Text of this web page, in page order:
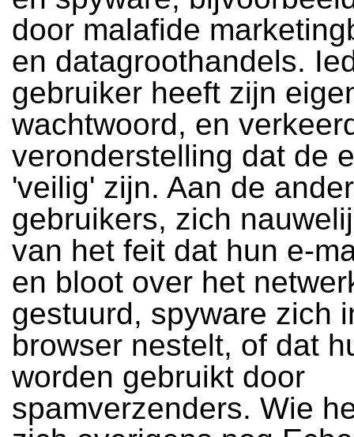
door malafide
en datagroothandels.
gebruiker heeft zijn
wachtwoord, en
veronderstelling dat de
'veilig' zijn. Aan de
gebruikers, zich
van het feit dat hun e-
en bloot over het
gestuurd, spyware zich
browser nestelt, of dat
worden gebruikt door
spamverzenders. Wie